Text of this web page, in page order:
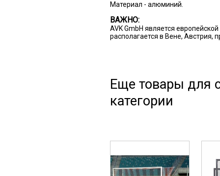
Материал - алюминий.
ВАЖНО:
AVK GmbH является
располагается в Вене, Австрия,
Еще товары для
категории